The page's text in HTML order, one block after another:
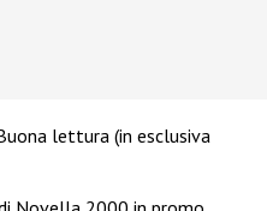
lettura (in esclusiva